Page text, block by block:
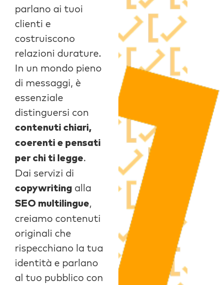
parlano ai tuoi
clienti e
costruiscono
relazioni durature.
In un mondo pieno
di messaggi, è
essenziale
distinguersi con
contenuti chiari,
coerenti e pensati
per chi ti legge.
Dai servizi di
copywriting alla
SEO multilingue,
creiamo contenuti
originali che
rispecchiano la tua
identità e parlano
al tuo pubblico con